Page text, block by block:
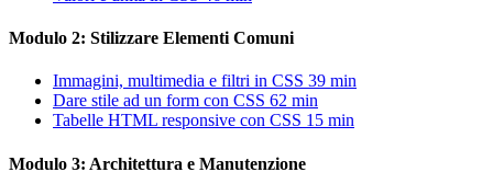
Modulo 2: Stilizzare Elementi Comuni
Immagini, multimedia e filtri in CSS 39 min
Dare stile ad un form con CSS 62 min
Tabelle HTML responsive con CSS 15 min
Modulo 3: Architettura e Manutenzione